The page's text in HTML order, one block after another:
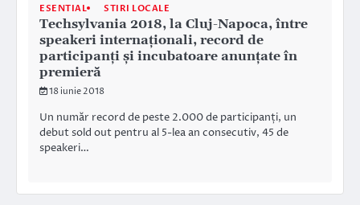
ESENTIAL STIRI LOCALE
Techsylvania 2018, la Cluj-Napoca, între
speakeri internaționali, record de
participanți și incubatoare anunțate în
premieră
18 iunie 2018
Un număr record de peste 2.000 de participanți, un
debut sold out pentru al 5-lea an consecutiv, 45 de
speakeri…